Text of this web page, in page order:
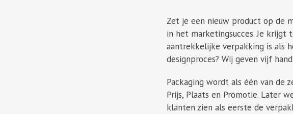
Zet je een nieuw product op de
in het marketingsucces. Je krijgt
aantrekkelijke verpakking is als
designproces? Wij geven vijf
Packaging wordt als één van de
Prijs, Plaats en Promotie. Later
klanten zien als eerste de